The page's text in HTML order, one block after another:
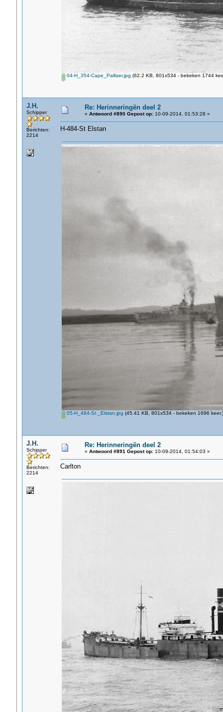
04-H_354-Cape_Palliser.jpg (62.2 KB, 801x534 - bekeken 1744
J.H.
Schipper
Berichten:
2214
Re: Herinneringën deel 2
« Antwoord #890 Gepost op:10-09-2014, 01:53:28 »
H-484-St Elstan
05-H_484-St._Elstan.jpg (45.41 KB, 801x534 - bekeken 1696 keer.)
J.H.
Schipper
Berichten:
2214
Re: Herinneringën deel 2
« Antwoord #891 Gepost op:10-09-2014, 01:54:03 »
Carlton